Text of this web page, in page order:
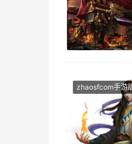
zhaosfcom手游